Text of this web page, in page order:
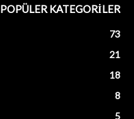
POPÜLER KATEGORİLER
73
21
18
8
5